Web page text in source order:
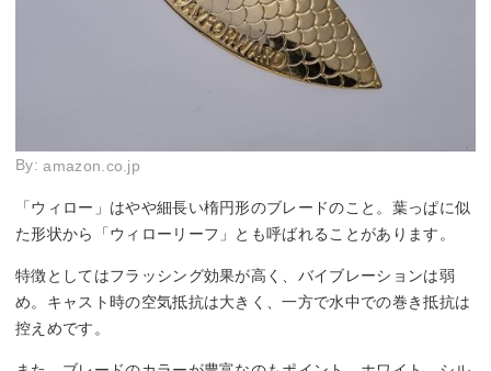
By:amazon.co.jp
「ウィロー」はやや細長い楕円形のブレードのこと。葉っぱに似
た形状から「ウィローリーフ」とも呼ばれることがあります。
特徴としてはフラッシング効果が高く、バイブレーションは弱
め。キャスト時の空気抵抗は大きく、一方で水中での巻き抵抗は
控えめです。